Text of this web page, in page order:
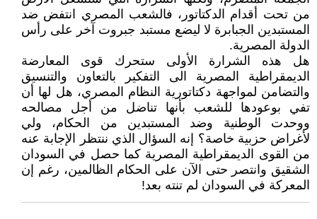
من تحت أقدام الدكتاتور، فالشعب المصري انتفض ضد
المستبدين الجبابرة لا ليضع مستبد جبروت آخر على رأس
الدولة المصرية.
هل هذه الشرارة الأولى ستحرك قوى المعارضة
الديمقراطية المصرية الى التفكير بالتعاون والتنسيق
والتضامن لمواجهة دكتاتورية النظام المصري، هل لها أن
تفي بوعودها للشعب بأنها تناضل من أجل مصالحه
ووحدت الوطنية وضد المستبدين من الحكام، ولي
لأغراض حزبية خاصة؟ إنه السؤال الذي ننتظر الإجابة عنه
من القوى الديمقراطية المصرية كما حصل في السودان
الشقيق وانتصر حتى الآن على الحكام الظالمين، رغم إن
المعركة في السودان لم تنته بعد!